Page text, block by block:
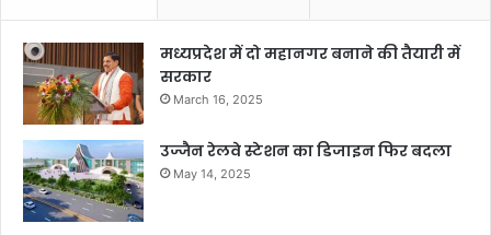
मध्यप्रदेश में दो महानगर बनाने की तैयारी में
सरकार
March 16, 2025
उज्जैन रेलवे स्टेशन का डिजाइन फिर बदला
May 14, 2025